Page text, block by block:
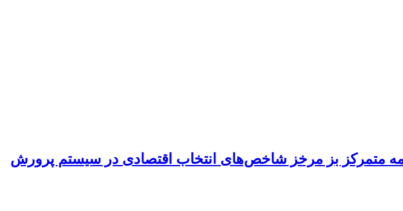
متمرکز بز مرخز شاخص‌‌های انتخاب اقتصادی در سیستم پرورش